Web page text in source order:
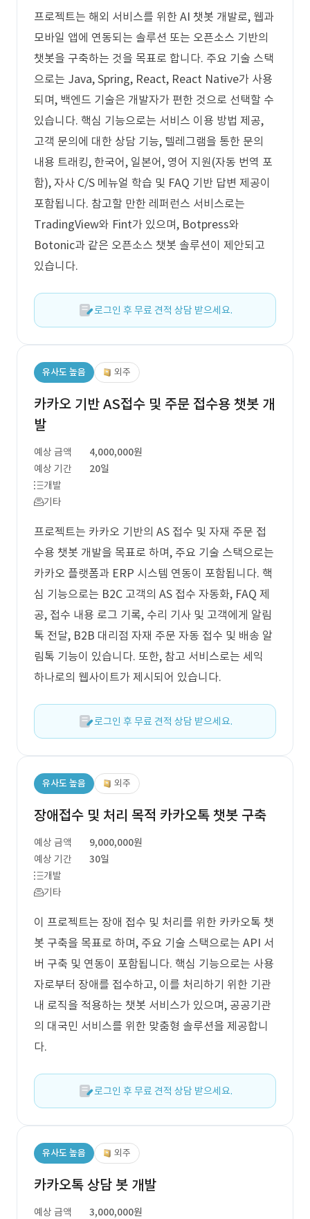
프로젝트는 해외 서비스를 위한 AI 챗봇 개발로, 웹과
모바일 앱에 연동되는 솔루션 또는 오픈소스 기반의
챗봇을 구축하는 것을 목표로 합니다. 주요 기술 스택
으로는 Java, Spring, React, React Native가 사용
되며, 백엔드 기술은 개발자가 편한 것으로 선택할 수
있습니다. 핵심 기능으로는 서비스 이용 방법 제공,
고객 문의에 대한 상담 기능, 텔레그램을 통한 문의
내용 트래킹, 한국어, 일본어, 영어 지원(자동 번역 포
함), 자사 C/S 메뉴얼 학습 및 FAQ 기반 답변 제공이
포함됩니다. 참고할 만한 레퍼런스 서비스로는
TradingView와 Fint가 있으며, Botpress와
Botonic과 같은 오픈소스 챗봇 솔루션이 제안되고
있습니다.
로그인 후 무료 견적 상담 받으세요.
유사도 높음 외주
카카오 기반 AS접수 및 주문 접수용 챗봇 개
발
예상 금액
4,000,000원
예상 기간
20일
개발
기타
프로젝트는 카카오 기반의 AS 접수 및 자재 주문 접
수용 챗봇 개발을 목표로 하며, 주요 기술 스택으로는
카카오 플랫폼과 ERP 시스템 연동이 포함됩니다. 핵
심 기능으로는 B2C 고객의 AS 접수 자동화, FAQ 제
공, 접수 내용 로그 기록, 수리 기사 및 고객에게 알림
톡 전달, B2B 대리점 자재 주문 자동 접수 및 배송 알
림톡 기능이 있습니다. 또한, 참고 서비스로는 세익
하나로의 웹사이트가 제시되어 있습니다.
로그인 후 무료 견적 상담 받으세요.
유사도 높음 외주
장애접수 및 처리 목적 카카오톡 챗봇 구축
예상 금액
9,000,000원
예상 기간
30일
개발
기타
이 프로젝트는 장애 접수 및 처리를 위한 카카오톡 챗
봇 구축을 목표로 하며, 주요 기술 스택으로는 API 서
버 구축 및 연동이 포함됩니다. 핵심 기능으로는 사용
자로부터 장애를 접수하고, 이를 처리하기 위한 기관
내 로직을 적용하는 챗봇 서비스가 있으며, 공공기관
의 대국민 서비스를 위한 맞춤형 솔루션을 제공합니
다.
로그인 후 무료 견적 상담 받으세요.
유사도 높음 외주
카카오톡 상담 봇 개발
예상 금액
3,000,000원